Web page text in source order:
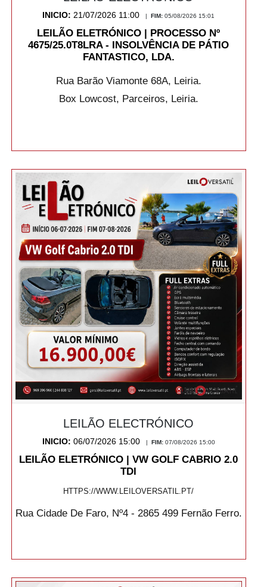
INICIO: 21/07/2026 11:00 |FIM:05/08/2026 15:01
LEILÃO ELETRÓNICO | PROCESSO Nº
4675/25.0T8LRA - INSOLVÊNCIA DE PÁTIO
FANTASTICO, LDA.
Rua Barão Viamonte 68A, Leiria.
Box Lowcost, Parceiros, Leiria.
LEILÃO ELECTRÓNICO
INICIO: 06/07/2026 15:00 | FIM: 07/08/2026 15:00
LEILÃO ELETRÓNICO | VW GOLF CABRIO 2.0
TDI
HTTPS://WWW.LEILOVERSATIL.PT/
Rua Cidade De Faro, Nº4 - 2865 499 Fernão Ferro.